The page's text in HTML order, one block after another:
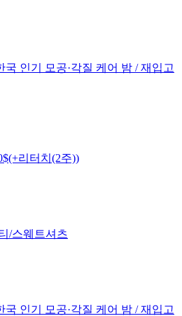
인기 모공·각질 케어 밤 / 재입고
리터치(2주))
/스웨트셔츠
인기 모공·각질 케어 밤 / 재입고